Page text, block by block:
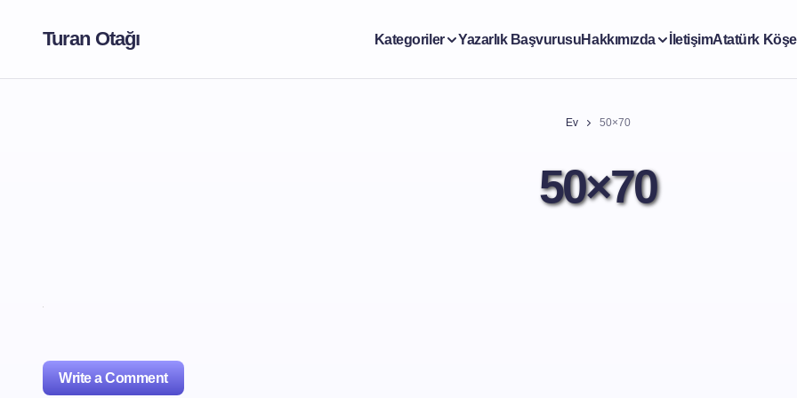
Turan Otağı Kategoriler Yazarlık BaşvurusuHakkımızda İletişimAtatürk
Ev 50×70
50×70
Write a Comment